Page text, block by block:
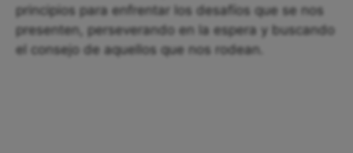
principios para enfrentar los desafíos que se nos
presenten, perseverando en la espera y buscando
el consejo de aquellos que nos rodean.